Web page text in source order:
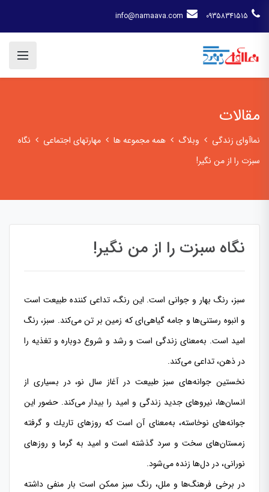
09358341515
info@namaava.com
مقالات
نماآوای زندگی وبلاگ همه مجموعه ها مهارتهای اجتماعی
نگاه
سبزت را از من نگیر!
نگاه سبزت را از من نگیر!
سبز، رنگ بهار و جوانی است. این رنگ، تداعی كننده طبیعت است
و انبوه ‌رستنی‌ها و جامه گیاهی‌ای كه زمین بر تن می‌كند. سبز، رنگ
امید است. به‌معنای زندگی ا‌ست و رشد و شروع دوباره و تغذیه را
در ذهن، تداعی می‌كند.
نخستین جوانه‌های سبز طبیعت در آغاز سال نو، در بسیاری از
انسان‌ها، نیروهای جدید زندگی و امید را بیدار می‌كند. حضور این
جوانه‌های نوخاسته، به‌معنای آن است كه روزهای تاریك و گرفته
زمستان‌های سخت و سرد گذشته است و امید به گرما و روزهای
نورانی، در دل‌ها زنده می‌شود.
در برخی فرهنگ‌ها و ملل، رنگ سبز ممكن است بار منفی داشته